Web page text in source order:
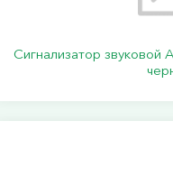
Сигнализатор